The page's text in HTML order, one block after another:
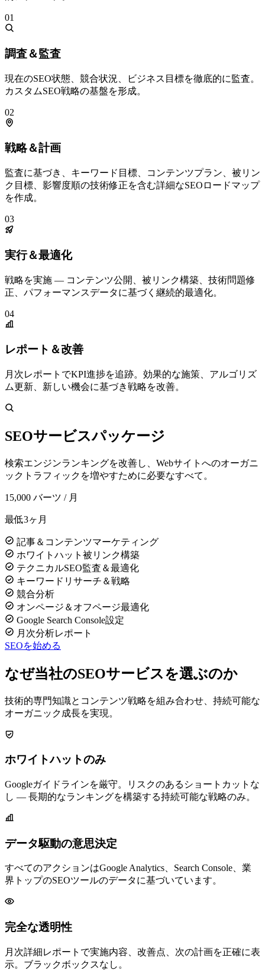
01
調査＆監査
現在のSEO状態、競合状況、ビジネス目標を徹底的に監査。
カスタムSEO戦略の基盤を形成。
02
戦略＆計画
監査に基づき、キーワード目標、コンテンツプラン、被リン
ク目標、影響度順の技術修正を含む詳細なSEOロードマップ
を作成。
03
実行＆最適化
戦略を実施 — コンテンツ公開、被リンク構築、技術問題修
正、パフォーマンスデータに基づく継続的最適化。
04
レポート＆改善
月次レポートでKPI進捗を追跡。効果的な施策、アルゴリズ
ム更新、新しい機会に基づき戦略を改善。
SEOサービスパッケージ
検索エンジンランキングを改善し、Webサイトへのオーガニ
ックトラフィックを増やすために必要なすべて。
15,000 バーツ / 月
最低3ヶ月
記事＆コンテンツマーケティング
ホワイトハット被リンク構築
テクニカルSEO監査＆最適化
キーワードリサーチ＆戦略
競合分析
オンページ＆オフページ最適化
Google Search Console設定
月次分析レポート
SEOを始める
なぜ当社のSEOサービスを選ぶのか
技術的専門知識とコンテンツ戦略を組み合わせ、持続可能な
オーガニック成長を実現。
ホワイトハットのみ
Googleガイドラインを厳守。リスクのあるショートカットな
し — 長期的なランキングを構築する持続可能な戦略のみ。
データ駆動の意思決定
すべてのアクションはGoogle Analytics、Search Console、業
界トップのSEOツールのデータに基づいています。
完全な透明性
月次詳細レポートで実施内容、改善点、次の計画を正確に表
示。ブラックボックスなし。